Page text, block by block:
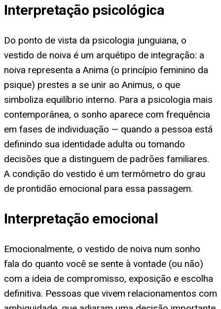
Interpretação psicológica
Do ponto de vista da psicologia junguiana, o
vestido de noiva é um arquétipo de integração: a
noiva representa a Anima (o princípio feminino da
psique) prestes a se unir ao Animus, o que
simboliza equilíbrio interno. Para a psicologia mais
contemporânea, o sonho aparece com frequência
em fases de individuação — quando a pessoa está
definindo sua identidade adulta ou tomando
decisões que a distinguem de padrões familiares.
A condição do vestido é um termômetro do grau
de prontidão emocional para essa passagem.
Interpretação emocional
Emocionalmente, o vestido de noiva num sonho
fala do quanto você se sente à vontade (ou não)
com a ideia de compromisso, exposição e escolha
definitiva. Pessoas que vivem relacionamentos com